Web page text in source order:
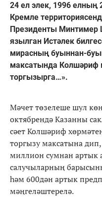
24 ел элек, 1996 елның
Кремле
Президенты Минтимер
язылган Истәлек
мирасның буыннан-
максатында Колшәриф
торгызырга…».
Мәчет төзелеше шул
октябрендә Казанны
сәет Колшәриф
торгызу максатына
миллион сумнан артык
салучыларның
һәм 600дән артык
мәңгеләштерелә.